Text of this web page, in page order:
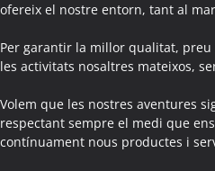
Colònies Escolars Agullana
Activitats Família Amics
Activitats Teambuilding
Activitats Família Amics
Colònies Escolars Aiguamúrcia
ofereix el nostre entorn, tant al
Per garantir la millor qualitat,
les activitats nosaltres mateixos,
Volem que les nostres aventures
respectant sempre el medi que
contínuament nous productes i